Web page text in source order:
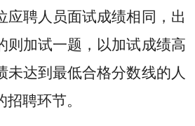
应聘人员面试成绩相同，出
则加试一题，以加试成绩高
未达到最低合格分数线的人
聘环节。